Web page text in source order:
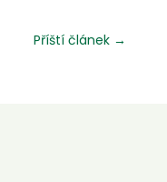
Příští článek →